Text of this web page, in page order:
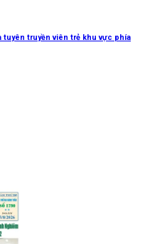
tuyên truyền viên trẻ khu vực phía